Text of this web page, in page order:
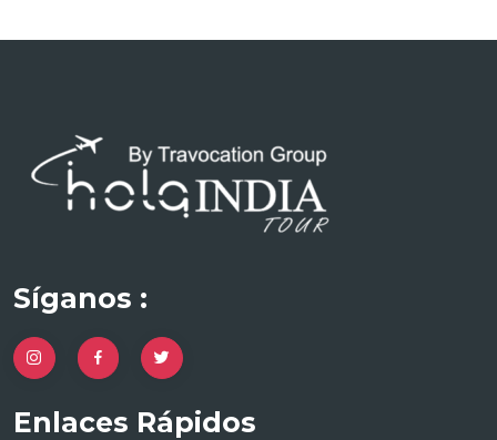
Síganos :
Enlaces Rápidos